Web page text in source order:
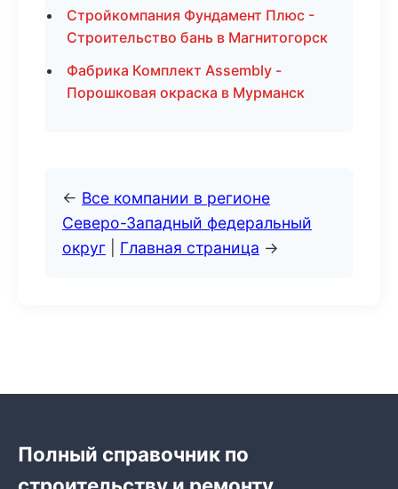
Стройкомпания Фундамент Плюс -
Строительство бань в Магнитогорск
Фабрика Комплект Assembly -
Порошковая окраска в Мурманск
← Все компании в регионе
Северо-Западный федеральный
округ
Главная страница →
Полный справочник по